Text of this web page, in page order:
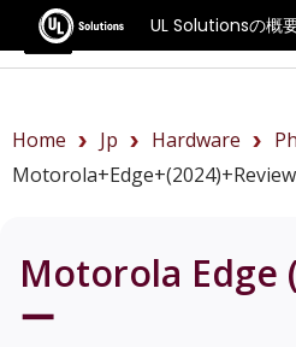
UL Solutionsの概
ベンチマーク
Home Jp Hardware
Motorola+Edge+(2024)+review
Motorola Edge
ー